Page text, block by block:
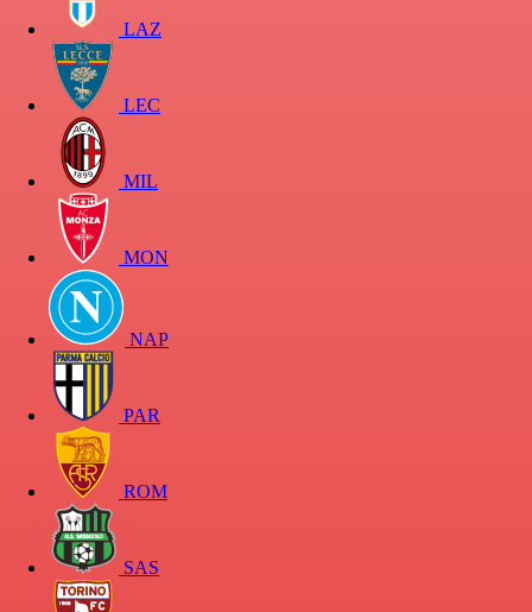
LAZ
LEC
MIL
MON
NAP
PAR
ROM
SAS